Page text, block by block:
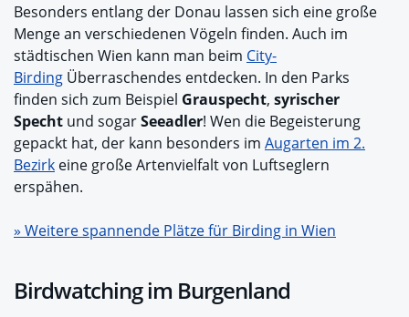
Besonders entlang der Donau lassen sich eine große
Menge an verschiedenen Vögeln finden. Auch im
städtischen Wien kann man beim City-
Birding Überraschendes entdecken. In den Parks
finden sich zum Beispiel Grauspecht, syrischer
Specht und sogarSeeadler! Wen die Begeisterung
gepackt hat, der kann besonders im Augarten im 2.
Bezirk eine große Artenvielfalt von Luftseglern
erspähen.
» Weitere spannende Plätze für Birding in Wien
Birdwatching im Burgenland